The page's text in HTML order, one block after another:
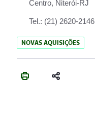
Centro, Niterói-RJ
Tel.: (21) 2620-2146
NOVAS AQUISIÇÕES